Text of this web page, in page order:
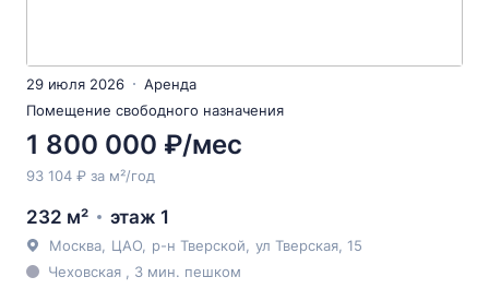
29 июля 2026
Аренда
Помещение свободного назначения
1 800 000 ₽/мес
93 104 ₽ за м²/год
232 м² этаж 1
Москва ЦАО р-н Тверской ул Тверская , 15
Чеховская , 3 мин. пешком